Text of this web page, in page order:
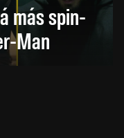
más spin-
Man